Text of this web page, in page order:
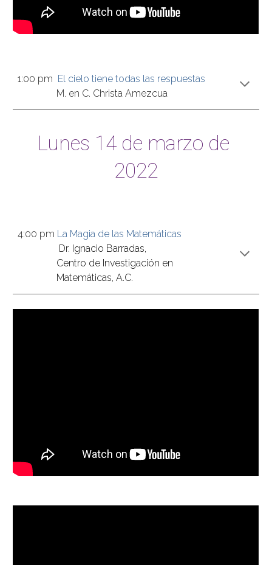
1:00 pm El cielo tiene todas las respuestas
M. en C. Christa Amezcua
Lunes 1 4 de marzo de
2022
4:00 pm La Magia de las Matemáticas
Dr. Ignacio Barradas,
Centro de Investigación en
Matemáticas, A.C.